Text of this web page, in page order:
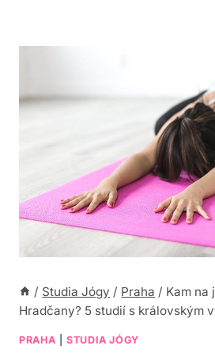
/ Studia Jógy / Praha / Kam na
Hradčany? 5 studií s královským
PRAHA |STUDIA JÓGY